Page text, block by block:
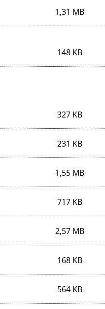
1,31 MB
148 KB
327 KB
231 KB
1,55 MB
717 KB
2,57 MB
168 KB
564 KB